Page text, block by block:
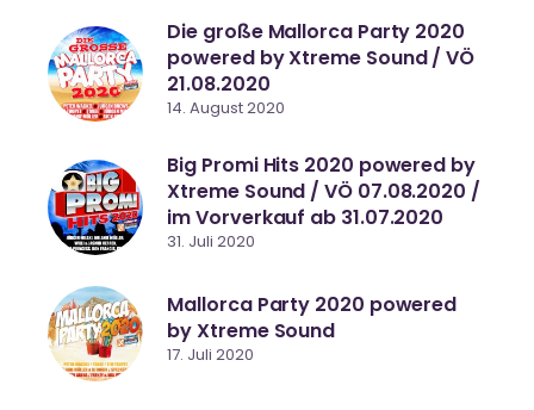
Die große Mallorca Party 2020
powered by Xtreme Sound / VÖ
21.08.2020
14. August 2020
Big Promi Hits 2020 powered by
Xtreme Sound / VÖ 07.08.2020 /
im Vorverkauf ab 31.07.2020
31. Juli 2020
Mallorca Party 2020 powered
by Xtreme Sound
17. Juli 2020